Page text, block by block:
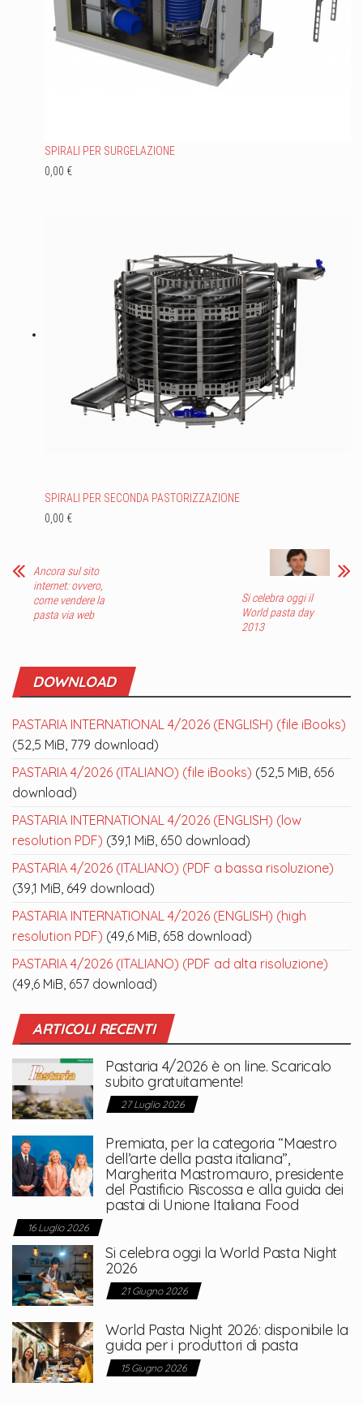
SPIRALI PER SURGELAZIONE
0,00 €
SPIRALI PER SECONDA PASTORIZZAZIONE
0,00 €
Ancora sul sito
internet: ovvero,
come vendere la
pasta via web
Si celebra oggi il
World pasta day
2013
DOWNLOAD
PASTARIA INTERNATIONAL 4/2026 (ENGLISH) (file iBooks)
(52,5 MiB, 779 download)
PASTARIA 4/2026 (ITALIANO) (file iBooks) (52,5 MiB, 656
download)
PASTARIA INTERNATIONAL 4/2026 (ENGLISH) (low
resolution PDF) (39,1 MiB, 650 download)
PASTARIA 4/2026 (ITALIANO) (PDF a bassa risoluzione)
(39,1 MiB, 649 download)
PASTARIA INTERNATIONAL 4/2026 (ENGLISH) (high
resolution PDF) (49,6 MiB, 658 download)
PASTARIA 4/2026 (ITALIANO) (PDF ad alta risoluzione)
(49,6 MiB, 657 download)
ARTICOLI RECENTI
Pastaria 4/2026 è on line. Scaricalo
subito gratuitamente!
27 Luglio 2026
Premiata, per la categoria “Maestro
dell’arte della pasta italiana”,
Margherita Mastromauro, presidente
del Pastificio Riscossa e alla guida dei
pastai di Unione Italiana Food
16 Luglio 2026
Si celebra oggi la World Pasta Night
2026
21 Giugno 2026
World Pasta Night 2026: disponibile la
guida per i produttori di pasta
15 Giugno 2026